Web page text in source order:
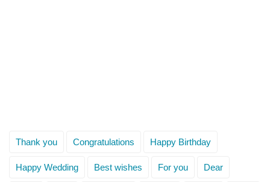
Thank you Congratulations Happy Birthday
Happy Wedding Best wishes For you Dear